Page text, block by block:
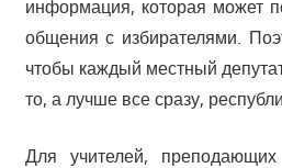
информация, которая может
общения с избирателями.
чтобы каждый местный
то, а лучше все сразу,
Для учителей,